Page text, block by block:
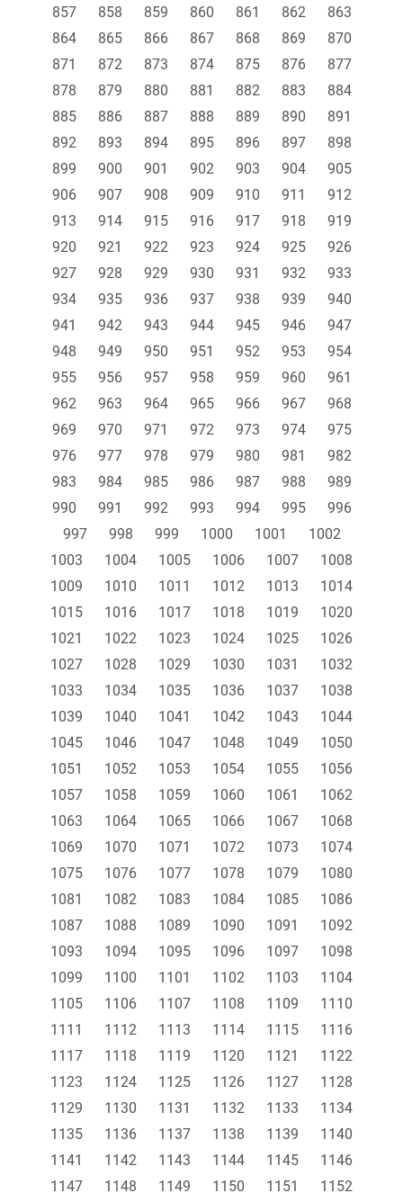
857
858 859 860 861 862
863
864
865 866 867 868 869
870
871
872 873 874 875 876
877
878
879 880 881 882 883
884
885
886 887 888 889 890
891
892
893 894 895 896 897
898
899
900 901 902 903 904
905
906
907 908 909 910 911
912
913
914 915 916 917 918
919
920
921 922 923 924 925
926
927
928 929 930 931 932
933
934
935 936 937 938 939
940
941
942 943 944 945 946
947
948
949 950 951 952 953
954
955
956 957 958 959 960
961
962
963 964 965 966 967
968
969
970 971 972 973 974
975
976
977 978 979 980 981
982
983
984 985 986 987 988
989
990
991 992 993 994 995
996
997
998 999 1000 1001
1002
1003
1004 1005 1006 1007
1008
1009
1010 1011 1012 1013
1014
1015
1016 1017 1018 1019
1020
1021
1022 1023 1024 1025
1026
1027
1028 1029 1030 1031
1032
1033
1034 1035 1036 1037
1038
1039
1040 1041 1042 1043
1044
1045
1046 1047 1048 1049
1050
1051
1052 1053 1054 1055
1056
1057
1058 1059 1060 1061
1062
1063
1064 1065 1066 1067
1068
1069
1070 1071 1072 1073
1074
1075
1076 1077 1078 1079
1080
1081
1082 1083 1084 1085
1086
1087
1088 1089 1090 1091
1092
1093
1094 1095 1096 1097
1098
1099
1100 1101 1102 1103
1104
1105
1106 1107 1108 1109
1110
1111
1112 1113 1114 1115
1116
1117
1118 1119 1120 1121
1122
1123
1124 1125 1126 1127
1128
1129
1130 1131 1132 1133
1134
1135
1136 1137 1138 1139
1140
1141
1142 1143 1144 1145
1146
1147
1148 1149 1150 1151 1152